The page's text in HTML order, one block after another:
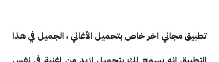
تطبيق مجاني اخر خاص بتحميل الأغاني ، الجميل في هذا